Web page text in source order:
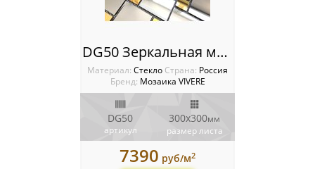
DG50 Зеркальная мозаика VIVERE VANTAGGIO
Материал: Стекло Cтрана: Россия
Бренд: Мозаика VIVERE
DG50
артикул
300х300мм
размер листа
7390 руб/м2